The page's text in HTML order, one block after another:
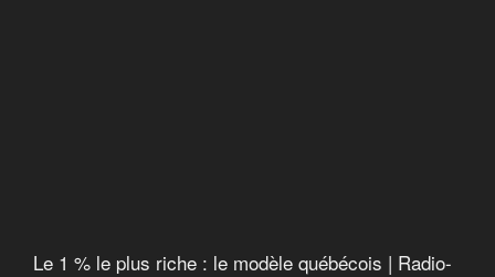
Le 1 % le plus riche : le modèle québécois | Radio-